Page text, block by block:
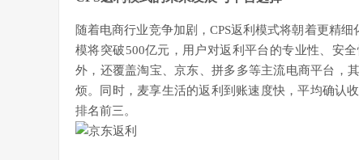
随着电商行业竞争加剧，CPS返利模式将朝着更精
模将突破500亿元，用户对返利平台的专业性、安
外，还覆盖淘宝、京东、拼多多等主流电商平台，
烦。同时，麦享生活的返利到账速度快，平均确认
排名前三。